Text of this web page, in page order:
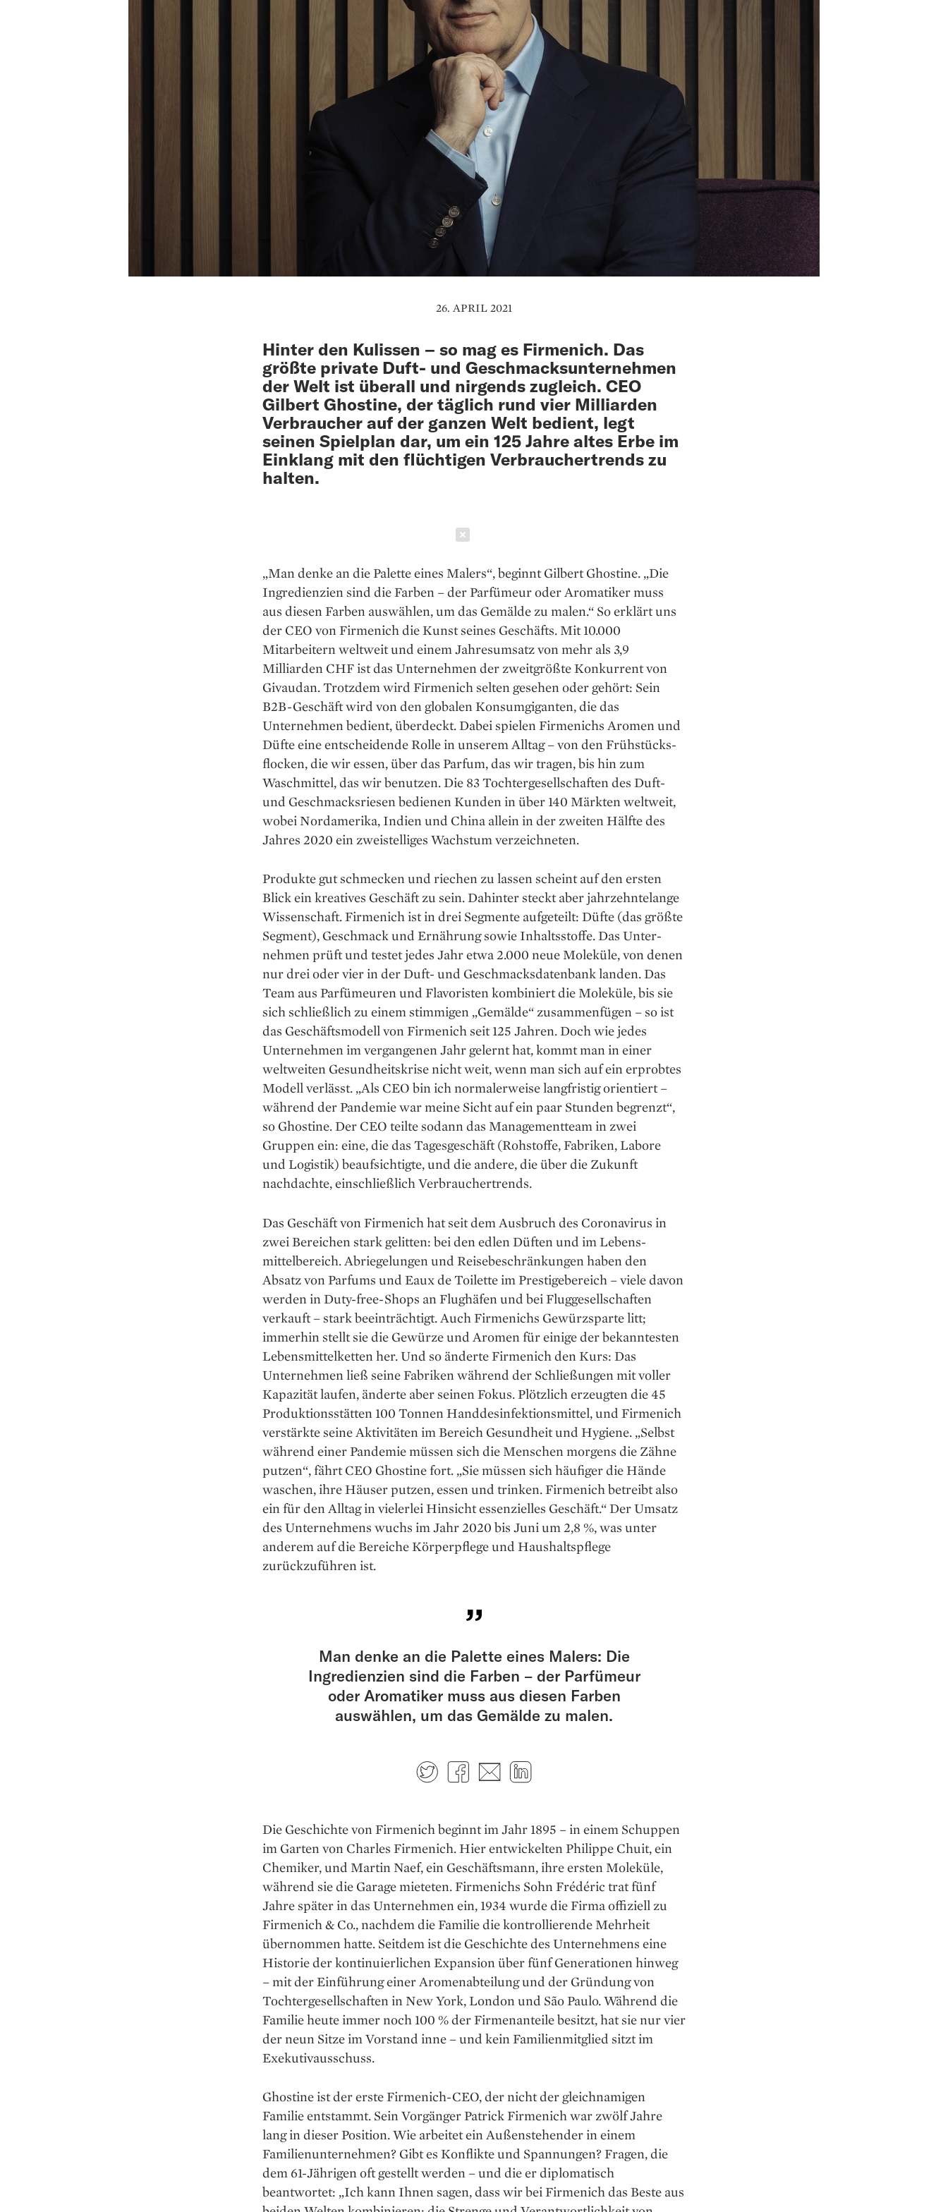
26. APRIL 2021
Hinter den Kulissen – so mag es Firmenich. Das
größte private Duft- und Geschmacksunternehmen
der Welt ist überall und nirgends zugleich. CEO
Gilbert Ghostine, der täglich rund vier Milliarden
Verbraucher auf der ganzen Welt bedient, legt
seinen Spielplan dar, um ein 125 Jahre altes Erbe im
Einklang mit den flüchtigen Verbrauchertrends zu
halten.
„Man denke an die Palette eines Malers“, beginnt Gilbert Ghostine. „Die
Ingredienzien sind die Farben – der Parfümeur oder Aromatiker muss
aus diesen Farben auswählen, um das Gemälde zu malen.“ So erklärt uns
der CEO von Firmenich die Kunst seines Geschäfts. Mit 10.000
Mitarbeitern weltweit und einem Jahresumsatz von mehr als 3,9
Milliarden CHF ist das Unternehmen der zweitgrößte Konkurrent von
Givaudan. Trotzdem wird Firmenich selten gesehen oder gehört: Sein
B2B-Geschäft wird von den globalen Konsum­giganten, die das
Unternehmen bedient, überdeckt. Dabei spielen Firmenichs Aromen und
Düfte eine entscheidende Rolle in unserem Alltag – von den Frühstücks­
flocken, die wir essen, über das Par­fum, das wir tragen, bis hin zum
Waschmittel, das wir benutzen. Die 83 Tochtergesellschaften des Duft-
und Geschmacksriesen bedienen Kunden in über 140 Märkten weltweit,
wobei Nordamerika, Indien und China allein in der zweiten Hälfte des
Jahres 2020 ein zweistelliges Wachstum verzeichneten.
Produkte gut schmecken und riechen zu lassen scheint auf den ersten
Blick ein kreatives Geschäft zu sein. Dahinter steckt aber jahrzehntelange
Wissenschaft. Firmenich ist in drei Segmente aufgeteilt: Düfte (das größte
Segment), Geschmack und Ernährung sowie Inhaltsstoffe. Das Unter­
nehmen prüft und testet jedes Jahr etwa 2.000 neue Moleküle, von denen
nur drei oder vier in der Duft- und Geschmacksdatenbank landen. Das
Team aus Parfümeuren und Flavoristen kombiniert die Moleküle, bis sie
sich schließlich zu einem stimmigen „Gemälde“ zusammenfügen – so ist
das Geschäftsmodell von Firmenich seit 125 Jahren. Doch wie jedes
Unternehmen im vergangenen Jahr gelernt hat, kommt man in einer
weltweiten Gesundheitskrise nicht weit, wenn man sich auf ein erprobtes
Modell verlässt. „Als CEO bin ich normalerweise langfristig orientiert –
während der Pandemie war meine Sicht auf ein paar Stunden begrenzt“,
so Ghostine. Der CEO teilte sodann das Managementteam in zwei
Gruppen ein: eine, die das Tagesgeschäft (Roh­stoffe, Fabriken, Labore
und Logistik) be­aufsichtigte, und die andere, die über die Zukunft
nachdachte, einschließlich Verbrauchertrends.
Das Geschäft von Firmenich hat seit dem ­Ausbruch des Coronavirus in
zwei Bereichen stark gelitten: bei den edlen Düften und im Lebens­
mittelbereich. Abriegelungen und Reisebeschränkungen haben den
Absatz von Parfums und Eaux de Toilette im Prestigebereich – viele davon
wer­den in Duty-free-Shops an Flughäfen und bei Fluggesellschaften
verkauft – stark beeinträchtigt. Auch Firmenichs Gewürzsparte litt;
immerhin stellt sie die Gewürze und Aromen für einige der bekanntesten
Lebensmittelketten her. Und so änderte Firmenich den Kurs: Das
Unternehmen ließ seine Fabriken während der Schließungen mit voller
Kapazität laufen, änderte aber seinen Fokus. Plötzlich erzeugten die 45
Produktionsstätten 100 Tonnen Handdesinfektionsmittel, und Fir­menich
verstärkte seine Aktivitäten im Bereich Gesundheit und Hygiene. „Selbst
während einer Pandemie müssen sich die Menschen morgens die Zähne
putzen“, fährt CEO Ghostine fort. „Sie müssen sich häufiger die Hände
waschen, ihre Häuser putzen, essen und trinken. Firmenich betreibt also
ein für den Alltag in vielerlei Hinsicht essenzi­elles Geschäft.“ Der Umsatz
des Unter­nehmens wuchs im Jahr 2020 bis Juni um 2,8 %, was unter
anderem auf die Bereiche Körperpflege und Haushaltspflege
zurückzuführen ist.
Man denke an die Palette eines Malers: Die
Ingredienzien sind die Farben – der Parfümeur
oder Aromatiker muss aus diesen Farben
auswählen, um das Gemälde zu malen.
TwitterFacebook
E-mail
Die Geschichte von Firmenich beginnt im Jahr 1895 – in einem Schuppen
im Garten von Charles Firmenich. Hier entwickelten Philippe Chuit, ein
Chemiker, und Martin Naef, ein Geschäftsmann, ihre ersten Moleküle,
während sie die Garage mieteten. Firmenichs Sohn Frédéric trat fünf
Jahre später in das Unternehmen ein, 1934 wurde die Firma offiziell zu
Firmenich & Co., ­nachdem die Familie die kontrollierende Mehrheit
übernommen hatte. Seitdem ist die Geschichte des Unternehmens eine
Historie der kontinuierlichen Expansion über fünf Generationen hinweg
– mit der Einführung einer Aromenabteilung und der Gründung von
Tochtergesellschaften in New York, London und São Paulo. Während die
Familie heute immer noch 100 % der Firmenanteile besitzt, hat sie nur vier
der neun Sitze im Vorstand inne – und kein Familienmitglied sitzt im
Exekutivausschuss.
Ghostine ist der erste Firmenich-CEO, der nicht der gleichnamigen
Familie entstammt. Sein Vorgänger Patrick Firmenich war zwölf Jahre
lang in dieser Position. Wie arbeitet ein Außenstehender in einem
Familienunternehmen? Gibt es Kon­flikte und Spannungen? Fragen, die
dem 61-Jährigen oft gestellt werden – und die er diplomatisch
beantwortet: „Ich kann Ihnen sagen, dass wir bei Firmenich das Beste aus